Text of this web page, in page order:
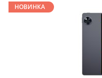
НОВИНКА